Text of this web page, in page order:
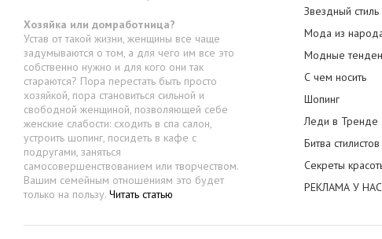
Хозяйка или домработница?
Устав от такой жизни, женщины все чаще
задумываются о том, а для чего им все это
собственно нужно и для кого они так
стараются? Пора перестать быть просто
хозяйкой, пора становиться сильной и
свободной женщиной, позволяющей себе
женские слабости: сходить в спа салон,
устроить шопинг, посидеть в кафе с
подругами, заняться
самосовершенствованием или творчеством.
Вашим семейным отношениям это будет
только на пользу. Читать статью
Звездный стиль
Мода из
Модные
С чем носить
Шопинг
Леди в Тренде
Битва стилистов
Секреты
РЕКЛАМА У НАС